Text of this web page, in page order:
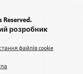
розробник
файлів cookie